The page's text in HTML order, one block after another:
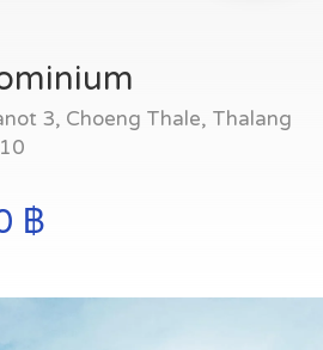
3, Choeng Thale, Thalang
฿